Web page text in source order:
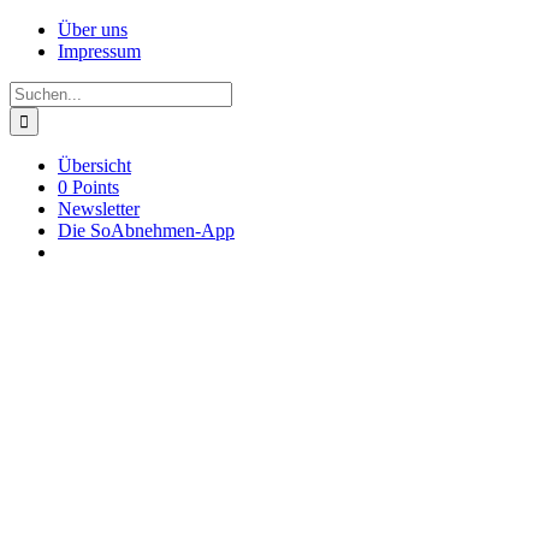
Zum
Inhalt
YouTube
Facebook
Pinterest
InstagramÜber uns
Impressum
Suche
nach:
Übersicht
0 Points
Newsletter
Die SoAbnehmen-App